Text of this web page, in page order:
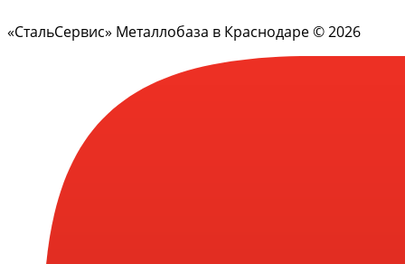
«СтальСервис» Металлобаза в Краснодаре © 2026